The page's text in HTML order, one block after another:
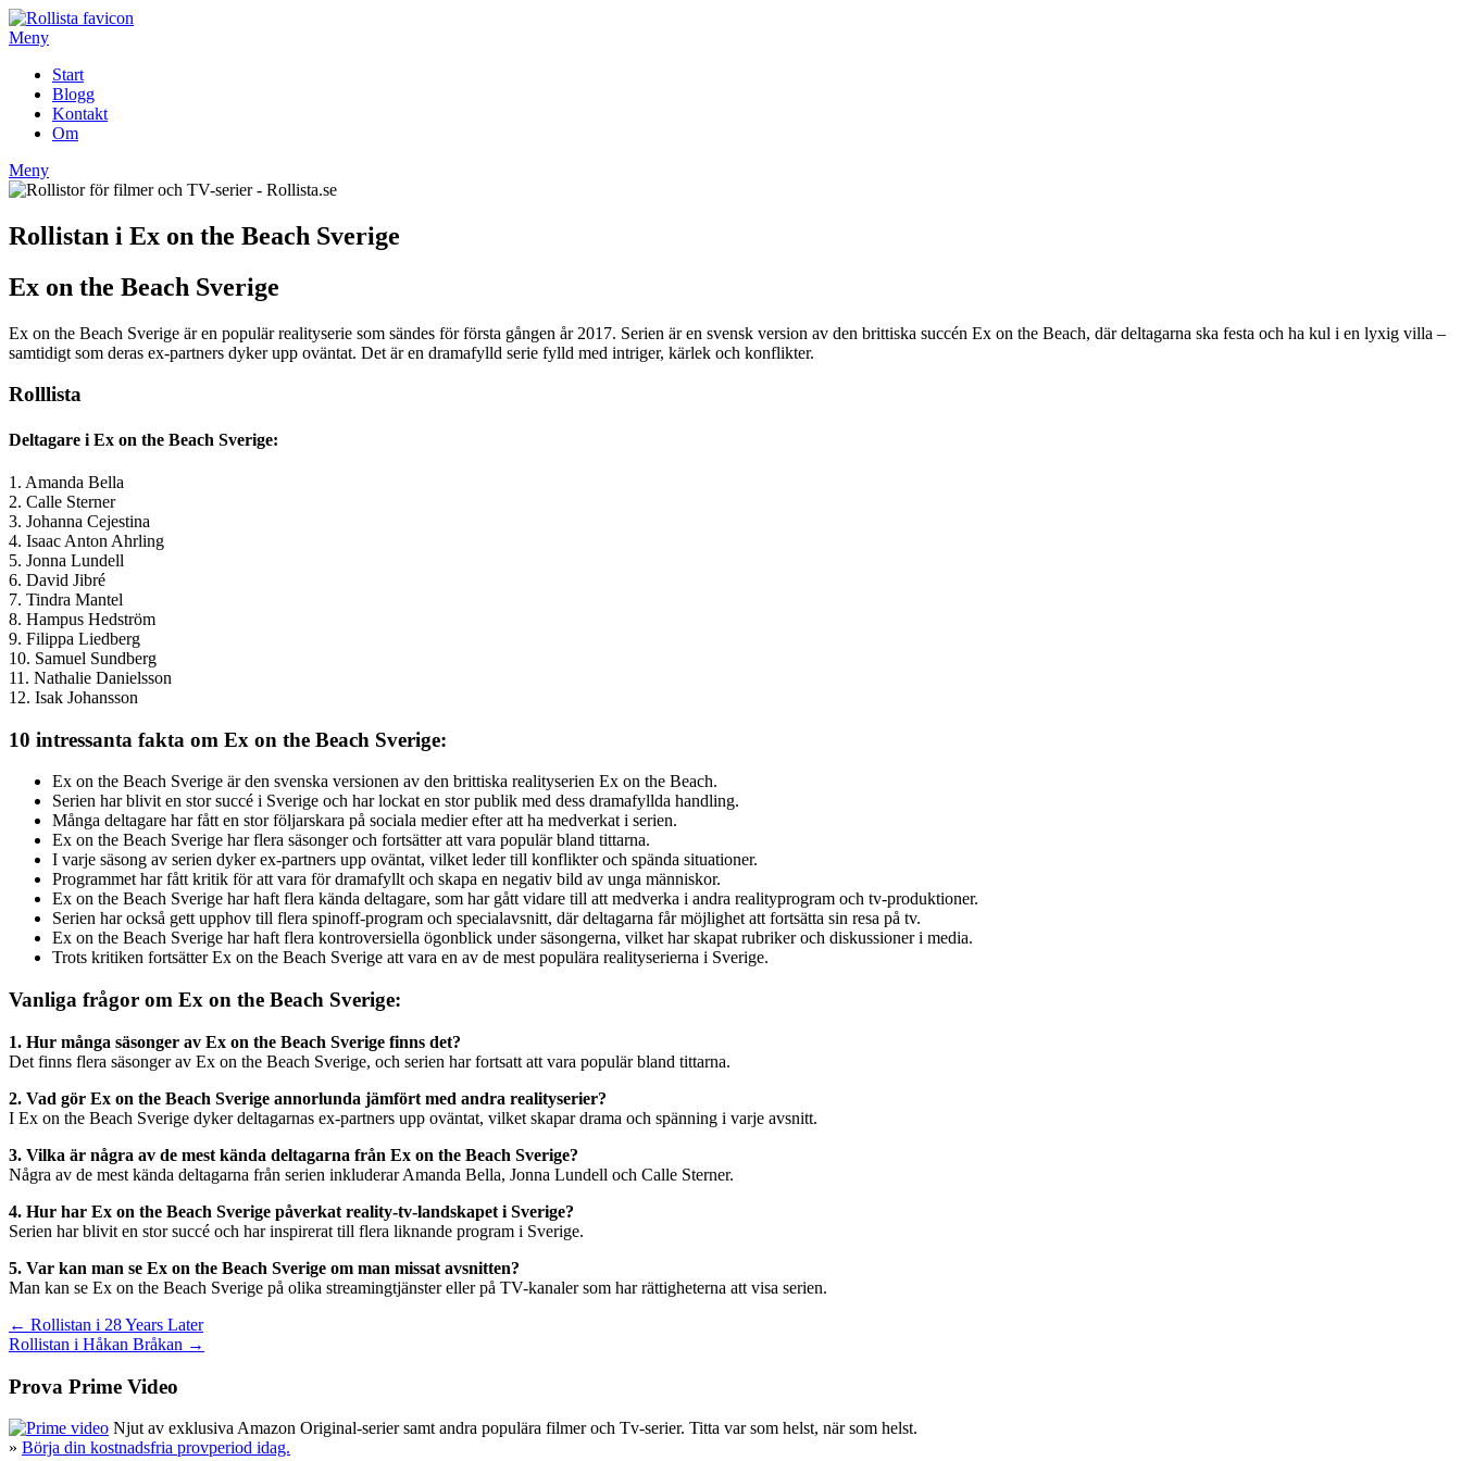
Hoppa
till
Meny
Start
Blogg
Kontakt
Om
Meny
Rollistan i Ex on the Beach Sverige
Ex on the Beach Sverige
Ex on the Beach Sverige är en populär realityserie som sändes för första gången år 2017. Serien är en svensk version av den brittiska succén Ex on the Beach, där deltagarna ska festa och ha kul i en lyxig villa –
samtidigt som deras ex-partners dyker upp oväntat. Det är en dramafylld serie fylld med intriger, kärlek och konflikter.
Rolllista
Deltagare i Ex on the Beach Sverige:
1. Amanda Bella
2. Calle Sterner
3. Johanna Cejestina
4. Isaac Anton Ahrling
5. Jonna Lundell
6. David Jibré
7. Tindra Mantel
8. Hampus Hedström
9. Filippa Liedberg
10. Samuel Sundberg
11. Nathalie Danielsson
12. Isak Johansson
10 intressanta fakta om Ex on the Beach Sverige:
Ex on the Beach Sverige är den svenska versionen av den brittiska realityserien Ex on the Beach.
Serien har blivit en stor succé i Sverige och har lockat en stor publik med dess dramafyllda handling.
Många deltagare har fått en stor följarskara på sociala medier efter att ha medverkat i serien.
Ex on the Beach Sverige har flera säsonger och fortsätter att vara populär bland tittarna.
I varje säsong av serien dyker ex-partners upp oväntat, vilket leder till konflikter och spända situationer.
Programmet har fått kritik för att vara för dramafyllt och skapa en negativ bild av unga människor.
Ex on the Beach Sverige har haft flera kända deltagare, som har gått vidare till att medverka i andra realityprogram och tv-produktioner.
Serien har också gett upphov till flera spinoff-program och specialavsnitt, där deltagarna får möjlighet att fortsätta sin resa på tv.
Ex on the Beach Sverige har haft flera kontroversiella ögonblick under säsongerna, vilket har skapat rubriker och diskussioner i media.
Trots kritiken fortsätter Ex on the Beach Sverige att vara en av de mest populära realityserierna i Sverige.
Vanliga frågor om Ex on the Beach Sverige:
1. Hur många säsonger av Ex on the Beach Sverige finns det?
Det finns flera säsonger av Ex on the Beach Sverige, och serien har fortsatt att vara populär bland tittarna.
2. Vad gör Ex on the Beach Sverige annorlunda jämfört med andra realityserier?
I Ex on the Beach Sverige dyker deltagarnas ex-partners upp oväntat, vilket skapar drama och spänning i varje avsnitt.
3. Vilka är några av de mest kända deltagarna från Ex on the Beach Sverige?
Några av de mest kända deltagarna från serien inkluderar Amanda Bella, Jonna Lundell och Calle Sterner.
4. Hur har Ex on the Beach Sverige påverkat reality-tv-landskapet i Sverige?
Serien har blivit en stor succé och har inspirerat till flera liknande program i Sverige.
5. Var kan man se Ex on the Beach Sverige om man missat avsnitten?
Man kan se Ex on the Beach Sverige på olika streamingtjänster eller på TV-kanaler som har rättigheterna att visa serien.
Inläggsnavigering
← Rollistan i 28 Years Later
Rollistan i Håkan Bråkan →
Prova Prime Video
Njut av exklusiva Amazon Original-serier samt andra populära filmer och Tv-serier. Titta var som helst, när som helst.
» Börja din kostnadsfria provperiod idag.